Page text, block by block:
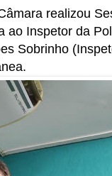
realizou
ao Inspetor da
Sobrinho